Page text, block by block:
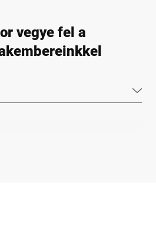
vegye fel a